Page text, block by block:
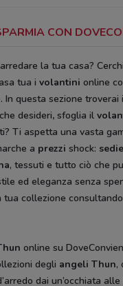
CON
la tua casa?
tua i volantini online
In questa sezione troverai i
desideri, sfoglia il
Ti aspetta una vasta
a prezzi shock: sedie
, tessuti e tutto ciò che
ed eleganza senza
tua collezione
online su
degli angeli Thun,
dai un’occhiata alle